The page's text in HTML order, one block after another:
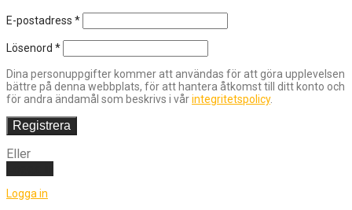
E-postadress *
Lösenord *
Dina personuppgifter kommer att användas för att göra upplevelsen
bättre på denna webbplats, för att hantera åtkomst till ditt konto och
för andra ändamål som beskrivs i vårintegritetspolicy.
Registrera
Eller
Logga in